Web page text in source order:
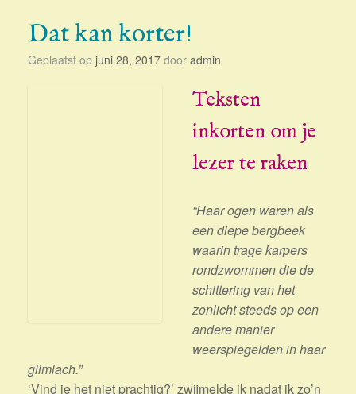
Dat kan korter!
Geplaatst op juni 28, 2017 door admin
Teksten
inkorten om je
lezer te raken
“Haar ogen waren als
een diepe bergbeek
waarin trage karpers
rondzwommen die de
schittering van het
zonlicht steeds op een
andere manier
weerspiegelden in haar
glimlach.”
‘Vind je het niet prachtig?’ zwijmelde ik nadat ik zo’n